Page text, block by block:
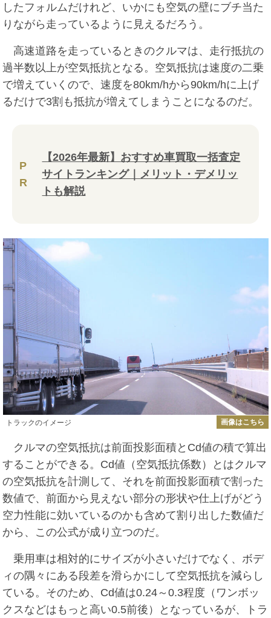
したフォルムだけれど、いかにも空気の壁にブチ当た
りながら走っているように見えるだろう。
高速道路を走っているときのクルマは、走行抵抗の
過半数以上が空気抵抗となる。空気抵抗は速度の二乗
で増えていくので、速度を80km/hから90km/hに上げ
るだけで3割も抵抗が増えてしまうことになるのだ。
P
R
【2026年最新】おすすめ車買取一括査定
サイトランキング｜メリット・デメリッ
トも解説
トラックのイメージ 画像はこちら
クルマの空気抵抗は前面投影面積とCd値の積で算出
することができる。Cd値（空気抵抗係数）とはクルマ
の空気抵抗を計測して、それを前面投影面積で割った
数値で、前面から見えない部分の形状や仕上げがどう
空力性能に効いているのかも含めて割り出した数値だ
から、この公式が成り立つのだ。
乗用車は相対的にサイズが小さいだけでなく、ボデ
ィの隅々にある段差を滑らかにして空気抵抗を減らし
ている。そのため、Cd値は0.24～0.3程度（ワンボッ
クスなどはもっと高い0.5前後）となっているが、トラ